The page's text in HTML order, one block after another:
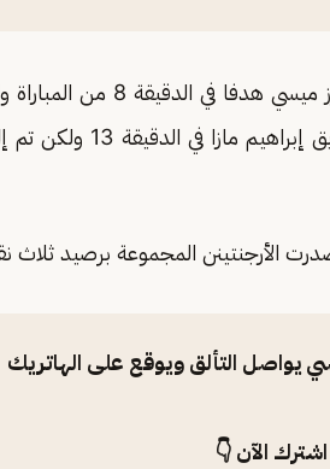
كما أحرز ميسي
عن طريق
الأرجنتينن المجموعة برصيد ثلاث
يواصل التألق ويوقع على الهاتريك
الآن 👇